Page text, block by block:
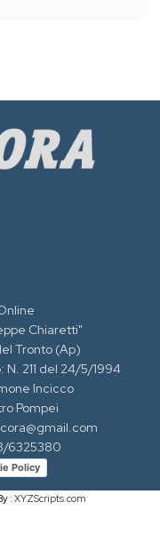
Chiaretti"
Tronto (Ap)
211 del 24/5/1994
Incicco
Pompei
6325380
Policy
: XYZScripts.com